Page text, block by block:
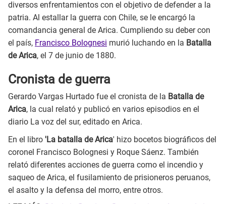
diversos enfrentamientos con el objetivo de defender a la
patria. Al estallar la guerra con Chile, se le encargó la
comandancia general de Arica. Cumpliendo su deber con
el país, Francisco Bolognesi murió luchando en la Batalla
de Arica, el 7 de junio de 1880.
Cronista de guerra
Gerardo Vargas Hurtado fue el cronista de la Batalla de
Arica, la cual relató y publicó en varios episodios en el
diario La voz del sur, editado en Arica.
En el libro 'La batalla de Arica' hizo bocetos biográficos del
coronel Francisco Bolognesi y Roque Sáenz. También
relató diferentes acciones de guerra como el incendio y
saqueo de Arica, el fusilamiento de prisioneros peruanos,
el asalto y la defensa del morro, entre otros.